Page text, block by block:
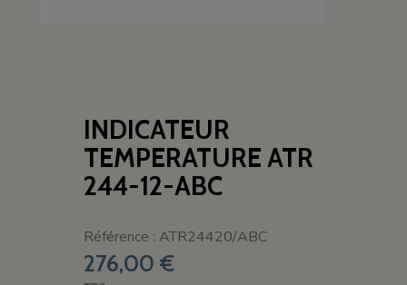
INDICATEUR
TEMPERATURE ATR
244-12-ABC
Référence : ATR24420/ABC
276,00 €